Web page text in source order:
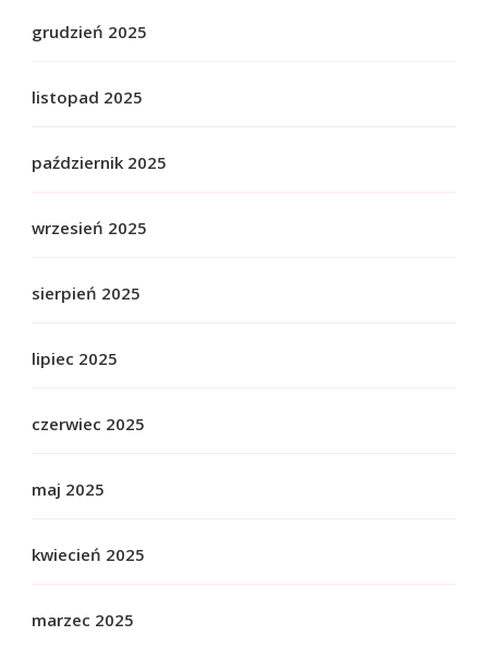
grudzień 2025
listopad 2025
październik 2025
wrzesień 2025
sierpień 2025
lipiec 2025
czerwiec 2025
maj 2025
kwiecień 2025
marzec 2025